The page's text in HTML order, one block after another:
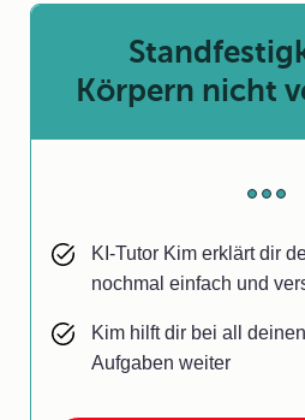
Körpern nicht
KI-Tutor Kim erklärt dir
nochmal einfach und
Kim hilft dir bei all
Aufgaben weiter